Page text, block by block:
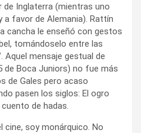
Inglaterra (mientras uno
a favor de Alemania). Rattín
cancha le enseñó con gestos
tomándoselo entre las
Aquel mensaje gestual de
de Boca Juniors) no fue más
de Gales pero acaso
pasen los siglos: El ogro
de hadas.
cine, soy monárquico. No